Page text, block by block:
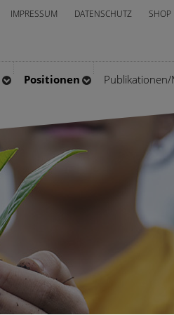
IMPRESSUM DATENSCHUTZ SHOP
Positionen